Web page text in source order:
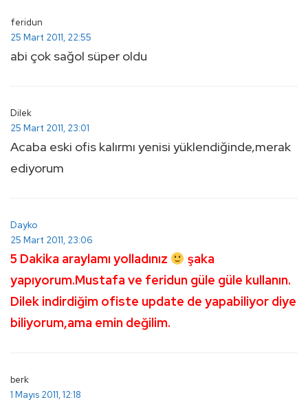
feridun
25 Mart 2011, 22:55
abi çok sağol süper oldu
Dilek
25 Mart 2011, 23:01
Acaba eski ofis kalırmı yenisi yüklendiğinde,merak
ediyorum
Dayko
25 Mart 2011, 23:06
5 Dakika araylamı yolladınız
şaka
yapıyorum.Mustafa ve feridun güle güle kullanın.
Dilek indirdiğim ofiste update de yapabiliyor diye
biliyorum,ama emin değilim.
berk
1 Mayıs 2011, 12:18